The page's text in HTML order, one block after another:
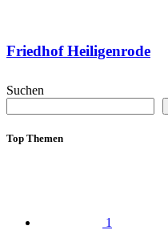
Friedhof Heiligenrode
Suchen
Top Themen
1